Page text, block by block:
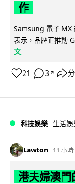
作
Samsung 電子 MX
表示，品牌正推動
文
21 3 ↗
科技娛樂 生活娛
Lawton 11 小時
港夫婦澳門